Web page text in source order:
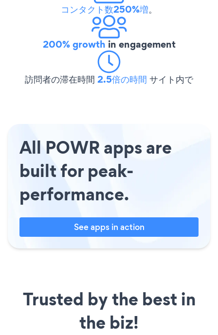
コンタクト数250%増。
200% growth in engagement
訪問者の滞在時間 2.5倍の時間 サイト内で
All POWR apps are
built for peak-
performance.
See apps in action
Trusted by the best in
the biz!